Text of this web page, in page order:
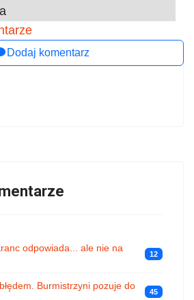
Dodaj komentarz
odpowiada... ale nie na
12
Burmistrzyni pozuje do
45